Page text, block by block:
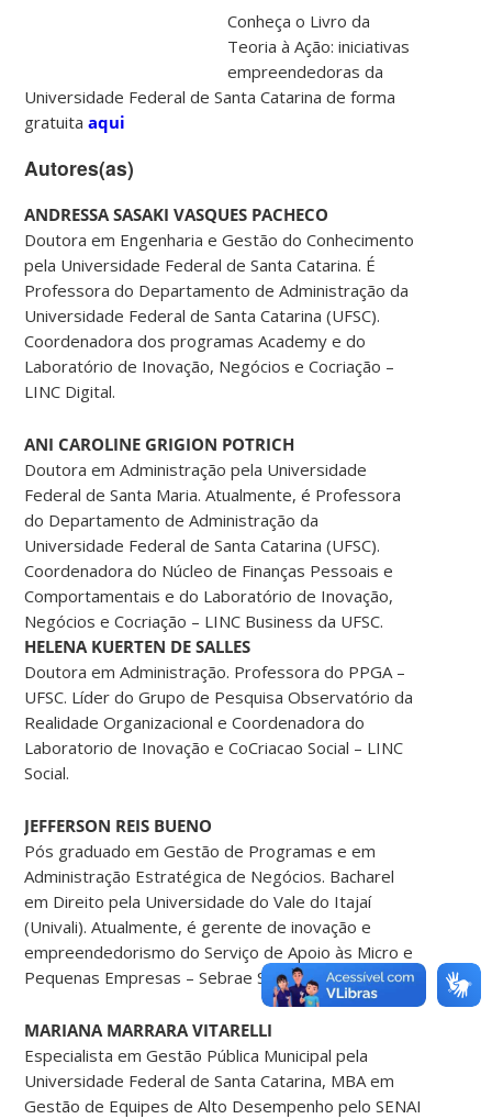
Conheça o Livro da
Teoria à Ação: iniciativas
empreendedoras da
Universidade Federal de Santa Catarina de forma
gratuitaaqui
Autores(as)
ANDRESSA SASAKI VASQUES PACHECO
Doutora em Engenharia e Gestão do Conhecimento
pela Universidade Federal de Santa Catarina. É
Professora do Departamento de Administração da
Universidade Federal de Santa Catarina (UFSC).
Coordenadora dos programas Academy e do
Laboratório de Inovação, Negócios e Cocriação –
LINC Digital.
ANI CAROLINE GRIGION POTRICH
Doutora em Administração pela Universidade
Federal de Santa Maria. Atualmente, é Professora
do Departamento de Administração da
Universidade Federal de Santa Catarina (UFSC).
Coordenadora do Núcleo de Finanças Pessoais e
Comportamentais e do Laboratório de Inovação,
Negócios e Cocriação – LINC Business da UFSC.
HELENA KUERTEN DE SALLES
Doutora em Administração. Professora do PPGA –
UFSC. Líder do Grupo de Pesquisa Observatório da
Realidade Organizacional e Coordenadora do
Laboratorio de Inovação e CoCriacao Social – LINC
Social.
JEFFERSON REIS BUENO
Pós graduado em Gestão de Programas e em
Administração Estratégica de Negócios. Bacharel
em Direito pela Universidade do Vale do Itajaí
(Univali). Atualmente, é gerente de inovação e
empreendedorismo do Serviço de Apoio às Micro e
Pequenas Empresas – Sebrae Santa Catarina.
MARIANA MARRARA VITARELLI
Especialista em Gestão Pública Municipal pela
Universidade Federal de Santa Catarina, MBA em
Gestão de Equipes de Alto Desempenho pelo SENAI